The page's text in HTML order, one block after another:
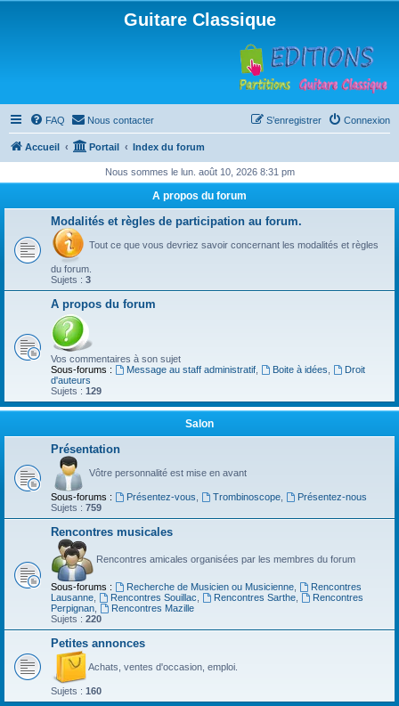
Guitare Classique
FAQ Nous contacter Connexion
S’enregistrer
Accueil Portail Index du forum
Nous sommes le lun. août 10, 2026 8:31 pm
A propos du forum
Modalités et règles de participation au forum.
Tout ce que vous devriez savoir concernant les modalités et règles
du forum.
Sujets : 3
A propos du forum
Vos commentaires à son sujet
Sous-forums :
Message au staff administratif, Boite à idées
Droit
d'auteurs
Sujets : 129
Salon
Présentation
Vôtre personnalité est mise en avant
Sous-forums : Présentez-vous Trombinoscope,
Présentez-nous
Sujets : 759
Rencontres musicales
Rencontres amicales organisées par les membres du forum
Sous-forums : Recherche de Musicien ou Musicienne,
Rencontres
Lausanne
Rencontres Souillac Rencontres Sarthe,
Rencontres
Perpignan
Rencontres Mazille
Sujets : 220
Petites annonces
Achats, ventes d'occasion, emploi.
Sujets : 160